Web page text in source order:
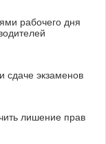
рабочего дня
сдаче экзаменов
лишение прав